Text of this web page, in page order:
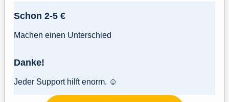
Schon 2-5 €
Machen einen Unterschied
Danke!
Jeder Support hilft enorm. ☺️